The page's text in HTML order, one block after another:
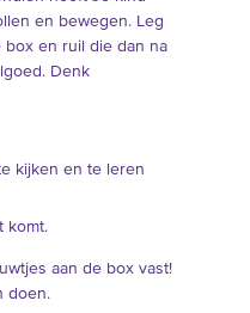
en bewegen. Leg
en ruil die dan na
Denk
kijken en te leren
komt.
aan de box vast!
doen.